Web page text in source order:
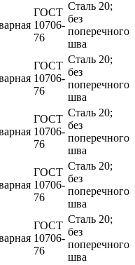
ГОСТ
10706-
76
Сталь 20;
без
поперечного
шва
ГОСТ
10706-
76
Сталь 20;
без
поперечного
шва
ГОСТ
10706-
76
Сталь 20;
без
поперечного
шва
ГОСТ
10706-
76
Сталь 20;
без
поперечного
шва
ГОСТ
10706-
76
Сталь 20;
без
поперечного
шва